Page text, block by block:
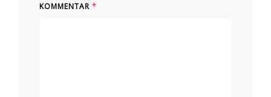
KOMMENTAR *